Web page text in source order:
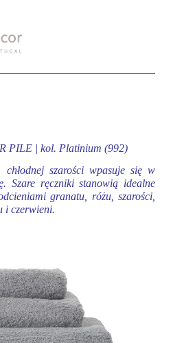
PILE | kol. Platinium (992)
szarości wpasuje się w
Szare ręczniki stanowią idealne
granatu, różu, szarości,
i czerwieni.